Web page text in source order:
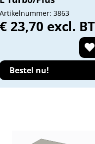
Artikelnummer: 3863
€ 23,70 excl.
Bestel nu!